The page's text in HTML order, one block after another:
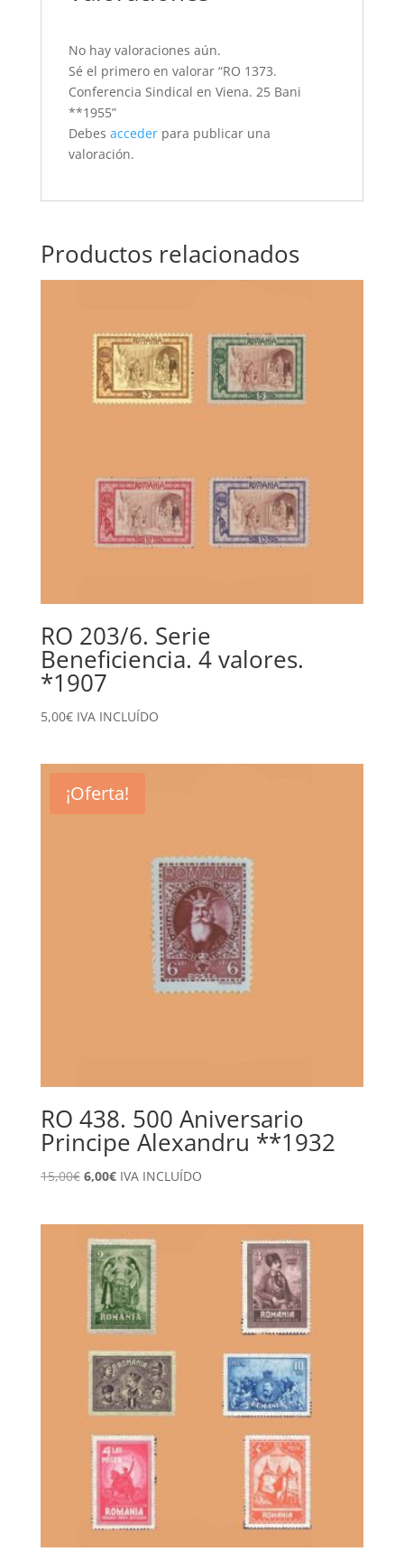
No hay valoraciones aún.
Sé el primero en valorar “RO 1373.
Conferencia Sindical en Viena. 25 Bani
**1955”
Debes accederpara publicar una
valoración.
Productos relacionados
RO 203/6. Serie
Beneficiencia. 4 valores.
*1907
5,00€ IVA INCLUÍDO
¡Oferta!
RO 438. 500 Aniversario
Principe Alexandru **1932
15,00€ El
era:
15,00€.
6,00€El
es:
6,00€.
IVA INCLUÍDO